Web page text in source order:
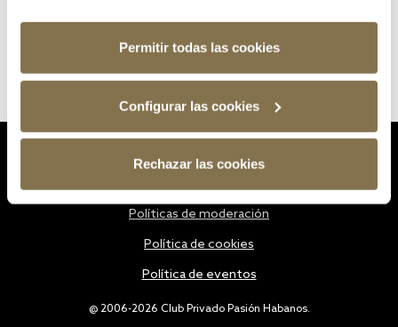
Permitir todas las cookies
Configurar las cookies
Rechazar las cookies
@ 2006-2026 Club Privado Pasión Habanos.
Políticas de moderación
Política de cookies
Política de eventos